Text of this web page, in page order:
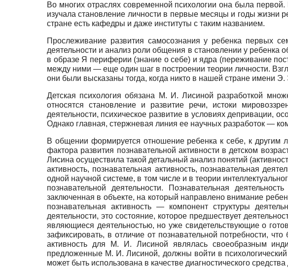
Во многих отраслях современной психологии она была
изучала становление личности в первые месяцы и годы жизни
стране есть кафедры и даже институты с таким названием.
Прослеживание развития самосознания у ребенка первых
деятельности и анализ роли общения в становлении у ребенка
в образе Я периферии (знание о себе) и ядра (переживание
между ними — еще один шаг в построении теории личности.
они были высказаны тогда, когда никто в нашей стране имени
Детская психология обязана М. И. Лисиной разработкой
относятся становление и развитие речи, истоки
деятельности, психическое развитие в условиях депривации,
Однако главная, стержневая линия ее научных разработок —
В общении формируется отношение ребенка к себе, к
фактора развития познавательной активности в детском
Лисина осуществила такой детальный анализ понятий
активность, познавательная активность, познавательная
одной научной системе, в том числе и в теории
познавательной деятельности. Познавательная
заключенная в объекте, на который направлено внимание
познавательная активность — компонент структуры
деятельности, это состояние, которое предшествует
являющиеся деятельностью, но уже свидетельствующие о
зафиксировать, в отличие от познавательной потребности,
активность для М. И. Лисиной являлась своеобразным
предложенные М. И. Лисиной, должны войти в
может быть использована в качестве диагностического